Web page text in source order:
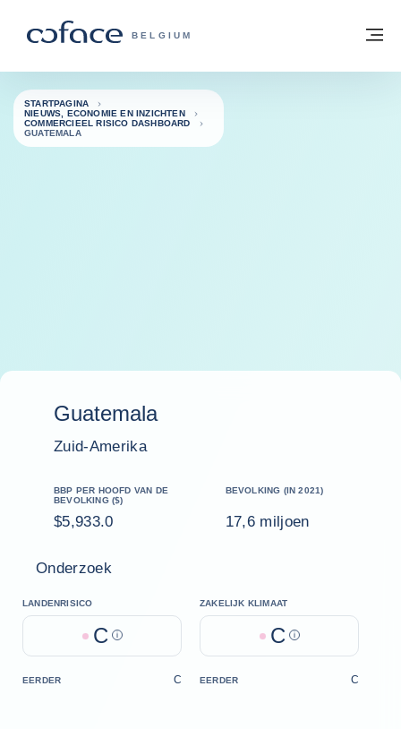
COFACE, FOR TRADE - GROEP
BELGIUM
Terug naar startpagina
STARTPAGINA
NIEUWS, ECONOMIE EN INZICHTEN
COMMERCIEEL RISICO DASHBOARD
GUATEMALA
Guatemala
Zuid-Amerika
BBP PER HOOFD VAN DE
BEVOLKING ($)
$5,933.0
BEVOLKING (IN 2021)
17,6 miljoen
Onderzoek
LANDENRISICO
C Help
ZAKELIJK KLIMAAT
C Help
EERDER C EERDER C